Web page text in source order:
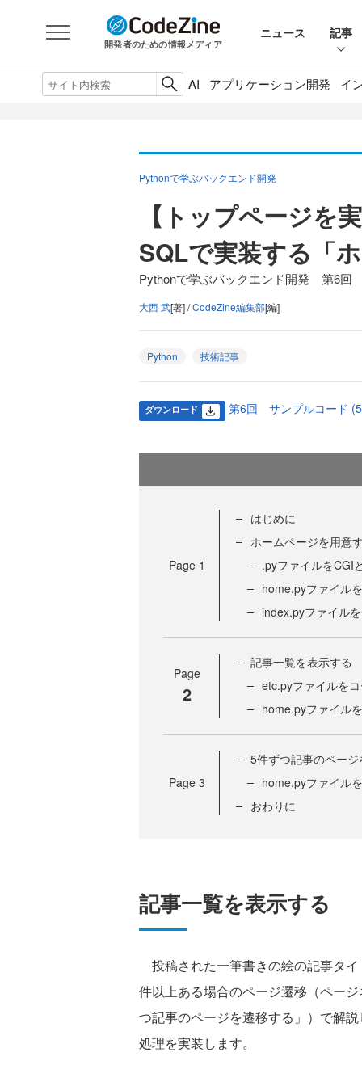
開発者のための情報メディア
ニュース 記事
AI アプリケーション開発 イ
Pythonで学ぶバックエンド開発
【トップページを
SQLで実装する「
Pythonで学ぶバックエンド開発 第6回
大西 武[著] /CodeZine編集部[編]
Python 技術記事
ダウンロード 第6回 サンプルコード
Page 1
はじめに
ホームページを用意
.pyファイルをCGI
home.pyファイル
index.pyファイル
Page
2
記事一覧を表示する
etc.pyファイルを
home.pyファイル
Page 3
5件ずつ記事のペー
home.pyファイル
おわりに
記事一覧を表示する
投稿された一筆書きの絵の記事タ
件以上ある場合のページ遷移（ペー
つ記事のページを遷移する」）で解
処理を実装します。